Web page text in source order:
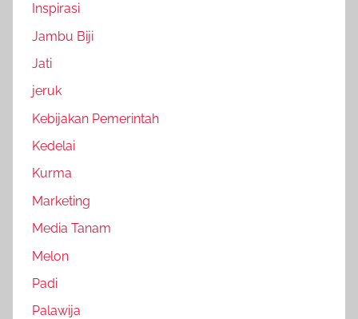
Inspirasi
Jambu Biji
Jati
jeruk
Kebijakan Pemerintah
Kedelai
Kurma
Marketing
Media Tanam
Melon
Padi
Palawija